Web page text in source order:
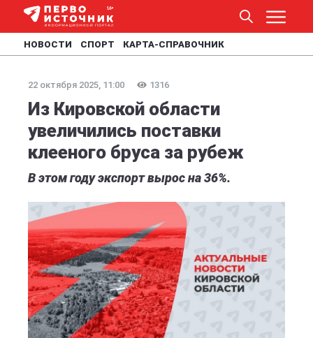
НОВОСТИ СПОРТ КАРТА-СПРАВОЧНИК
22 октября 2025, 11:00 1316
Из Кировской области
увеличились поставки
клееного бруса за рубеж
В этом году экспорт вырос на 36%.